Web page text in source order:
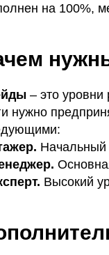
на 100%,
– это
нужно
Начальный
Высокий